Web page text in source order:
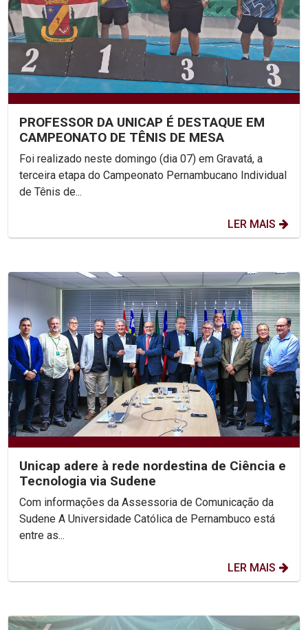
PROFESSOR DA UNICAP É DESTAQUE EM
CAMPEONATO DE TÊNIS DE MESA
Foi realizado neste domingo (dia 07) em Gravatá, a
terceira etapa do Campeonato Pernambucano Individual
de Tênis de...
LER MAIS
Unicap adere à rede nordestina de Ciência e
Tecnologia via Sudene
Com informações da Assessoria de Comunicação da
Sudene A Universidade Católica de Pernambuco está
entre as...
LER MAIS